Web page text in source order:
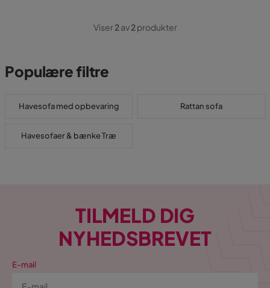
Viser2av2produkter
Populære filtre
Havesofa med opbevaring Rattan sofa
Havesofaer & bænke Træ
TILMELD DIG
NYHEDSBREVET
E-mail